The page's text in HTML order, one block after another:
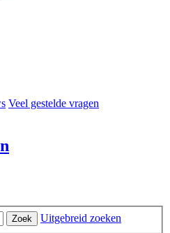
Veel gestelde vragen
Zoek
Uitgebreid zoeken